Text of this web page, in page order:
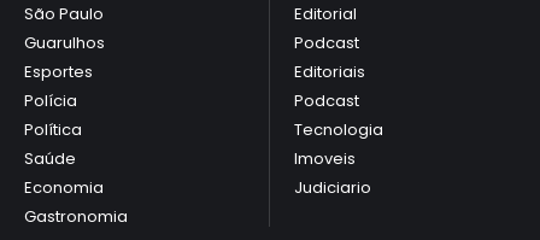
São Paulo
Guarulhos
Esportes
Polícia
Política
Saúde
Economia
Gastronomia
Editorial
Podcast
Editoriais
Podcast
Tecnologia
Imoveis
Judiciario